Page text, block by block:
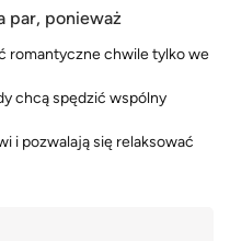
par, ponieważ
romantyczne chwile tylko we
chcą spędzić wspólny
i pozwalają się relaksować